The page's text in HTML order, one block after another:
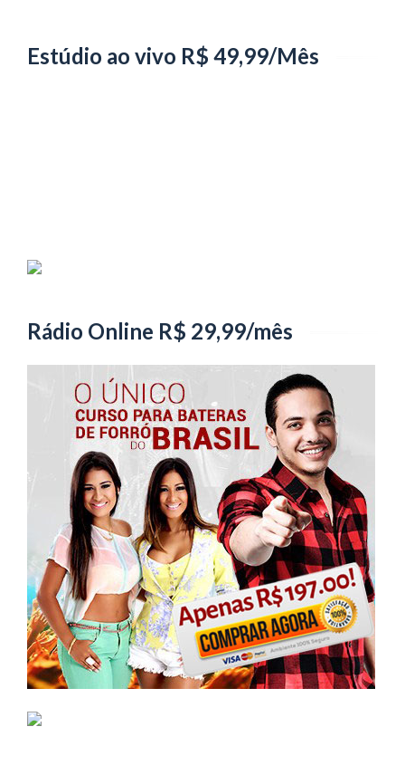
Estúdio ao vivo R$ 49,99/Mês
Rádio Online R$ 29,99/mês